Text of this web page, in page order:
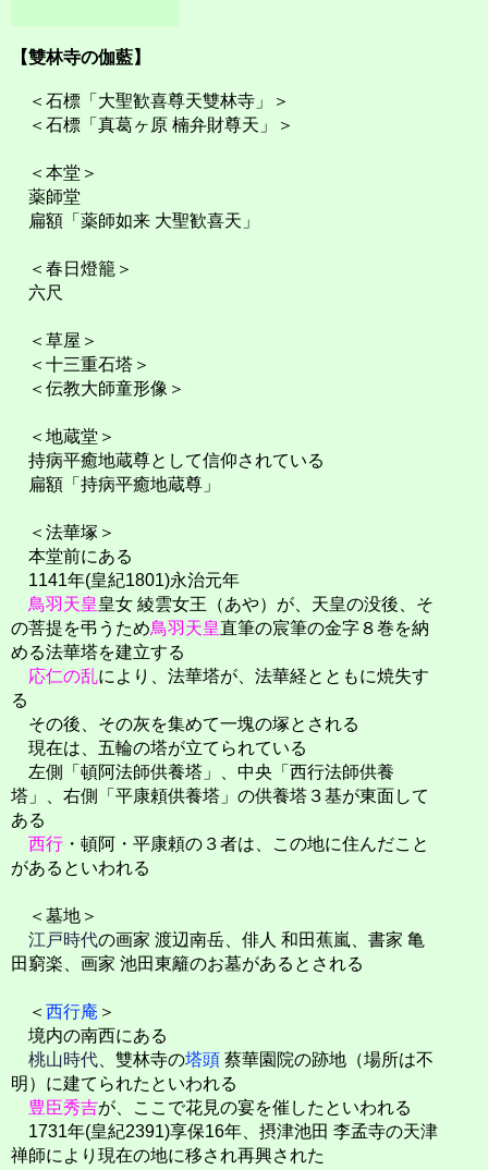
【雙林寺の伽藍】
＜石標「大聖歓喜尊天雙林寺」＞
＜石標「真葛ヶ原 楠弁財尊天」＞
＜本堂＞
薬師堂
扁額「薬師如来 大聖歓喜天」
＜春日燈籠＞
六尺
＜草屋＞
＜十三重石塔＞
＜伝教大師童形像＞
＜地蔵堂＞
持病平癒地蔵尊として信仰されている
扁額「持病平癒地蔵尊」
＜法華塚＞
本堂前にある
1141年(皇紀1801)永治元年
鳥羽天皇皇女 綾雲女王（あや）が、天皇の没後、そ
の菩提を弔うため鳥羽天皇直筆の宸筆の金字８巻を納
める法華塔を建立する
応仁の乱により、法華塔が、法華経とともに焼失す
る
その後、その灰を集めて一塊の塚とされる
現在は、五輪の塔が立てられている
左側「頓阿法師供養塔」、中央「西行法師供養
塔」、右側「平康頼供養塔」の供養塔３基が東面して
ある
西行 ・頓阿・平康頼の３者は、この地に住んだこと
があるといわれる
＜墓地＞
江戸時代の画家 渡辺南岳、俳人 和田蕉嵐、書家 亀
田窮楽、画家 池田東籬のお墓があるとされる
＜ 西行庵 ＞
境内の南西にある
桃山時代 、雙林寺の塔頭 蔡華園院の跡地（場所は不
明）に建てられたといわれる
豊臣秀吉が、ここで花見の宴を催したといわれる
1731年(皇紀2391)享保16年、摂津池田 李孟寺の天津
禅師により現在の地に移され再興された